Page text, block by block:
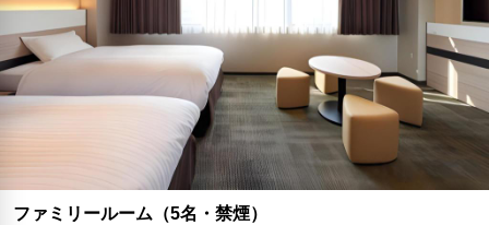
ファミリールーム（5名・禁煙）